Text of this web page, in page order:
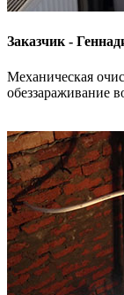
Заказчик -
Механическая
обеззараживание